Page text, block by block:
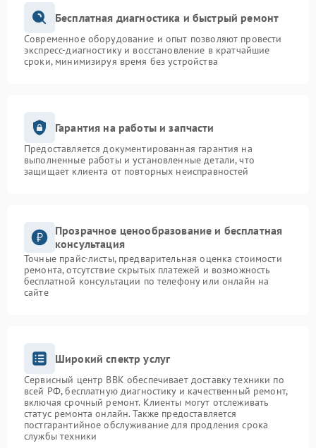
Бесплатная диагностика и быстрый ремонт
Современное оборудование и опыт позволяют провести
экспресс-диагностику и восстановление в кратчайшие
сроки, минимизируя время без устройства
Гарантия на работы и запчасти
Предоставляется документированная гарантия на
выполненные работы и установленные детали, что
защищает клиента от повторных неисправностей
Прозрачное ценообразование и бесплатная
консультация
Точные прайс-листы, предварительная оценка стоимости
ремонта, отсутствие скрытых платежей и возможность
бесплатной консультации по телефону или онлайн на
сайте
Широкий спектр услуг
Сервисный центр BBK обеспечивает доставку техники по
всей РФ, бесплатную диагностику и качественный ремонт,
включая срочный ремонт. Клиенты могут отслеживать
статус ремонта онлайн. Также предоставляется
постгарантийное обслуживание для продления срока
службы техники